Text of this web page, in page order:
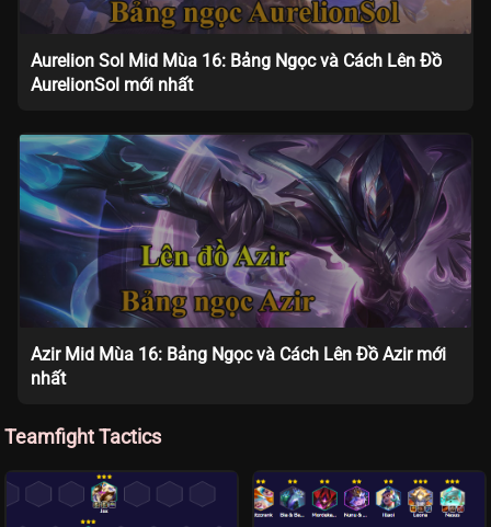
Aurelion Sol Mid Mùa 16: Bảng Ngọc và Cách Lên Đồ
AurelionSol mới nhất
Azir Mid Mùa 16: Bảng Ngọc và Cách Lên Đồ Azir mới
nhất
Teamfight Tactics